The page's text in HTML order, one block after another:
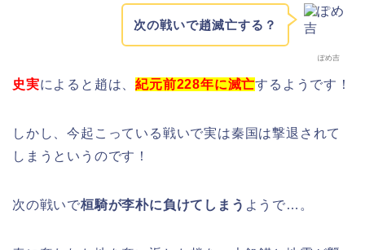
ぽめ吉
次の戦いで趙滅亡する？
史実によると趙は、紀元前228年に滅亡するようです！
しかし、今起こっている戦いで実は秦国は撃退されて
しまうというのです！
次の戦いで桓騎が李朴に負けてしまう ようで…。